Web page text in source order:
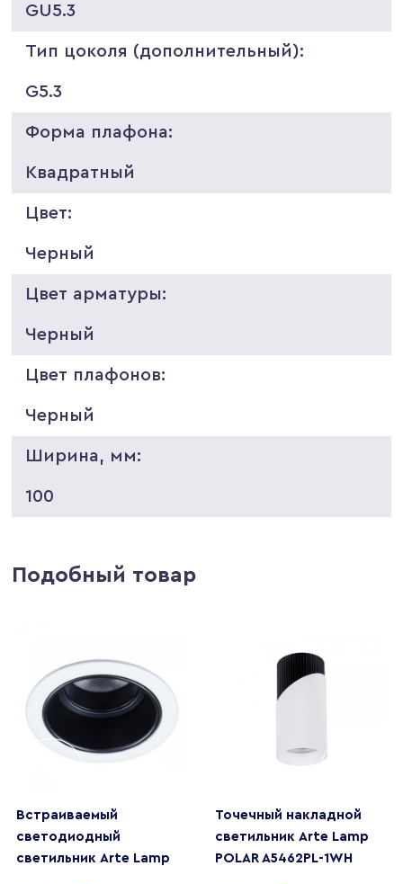
GU5.3
Тип цоколя (дополнительный):
G5.3
Форма плафона:
Квадратный
Цвет:
Черный
Цвет арматуры:
Черный
Цвет плафонов:
Черный
Ширина, мм:
100
Подобный товар
Встраиваемый
светодиодный
светильник Arte Lamp
Точечный накладной
светильник Arte Lamp
POLAR A5462PL-1WH